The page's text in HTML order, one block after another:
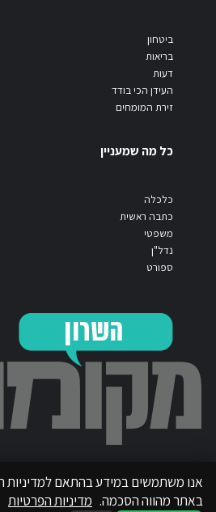
ביטחון
בריאות
דעות
העידן הכי בודד
זירת המומחים
כל מה שמעניין
כלכלה
כתבה ראשית
משפטי
נדל"ן
ספורט
אנו משתמשים במידע בהתאם למדיניות
באתר מהווה הסכמה. מדיניות הפרטיות